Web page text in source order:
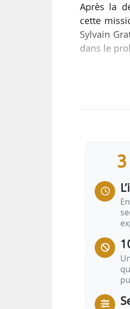
Après la
cette
Sylvain
dans le
sur la
Pour